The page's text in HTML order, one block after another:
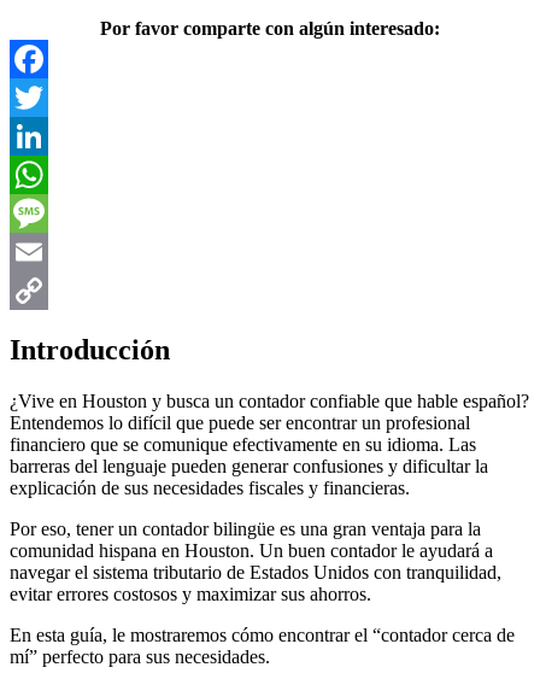
Por favor comparte con algún interesado:
Introducción
¿Vive en Houston y busca un contador confiable que hable español?
Entendemos lo difícil que puede ser encontrar un profesional
financiero que se comunique efectivamente en su idioma. Las
barreras del lenguaje pueden generar confusiones y dificultar la
explicación de sus necesidades fiscales y financieras.
Por eso, tener un contador bilingüe es una gran ventaja para la
comunidad hispana en Houston. Un buen contador le ayudará a
navegar el sistema tributario de Estados Unidos con tranquilidad,
evitar errores costosos y maximizar sus ahorros.
En esta guía, le mostraremos cómo encontrar el “contador cerca de
mí” perfecto para sus necesidades.